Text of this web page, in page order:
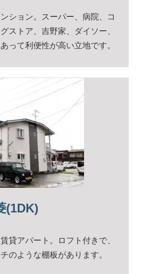
ション。スーパー、病院、コ
ストア、吉野家、ダイソー、
って利便性が高い立地です。
(1DK)
貸アパート。ロフト付きで、
のような棚板があります。